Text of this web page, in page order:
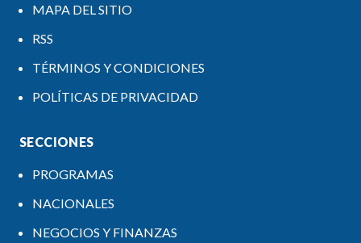
MAPA DEL SITIO
RSS
TÉRMINOS Y CONDICIONES
POLÍTICAS DE PRIVACIDAD
SECCIONES
PROGRAMAS
NACIONALES
NEGOCIOS Y FINANZAS